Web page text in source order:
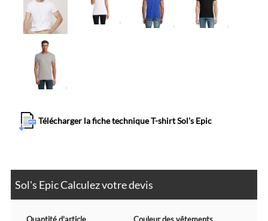
Télécharger la fiche technique T-shirt Sol's Epic
Sol's Epic Calculez votre devis